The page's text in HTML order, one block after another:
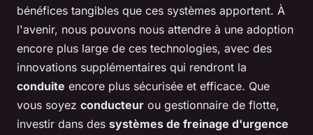
bénéfices tangibles que ces systèmes apportent. À
l'avenir, nous pouvons nous attendre à une adoption
encore plus large de ces technologies, avec des
innovations supplémentaires qui rendront la
conduite encore plus sécurisée et efficace. Que
vous soyez conducteur ou gestionnaire de flotte,
investir dans des systèmes de freinage d'urgence